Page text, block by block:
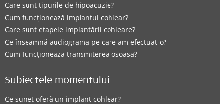
Care sunt tipurile de hipoacuzie?
Cum funcționează implantul cohlear?
Care sunt etapele implantării cohleare?
Ce înseamnă audiograma pe care am efectuat-o?
Cum funcționează transmiterea osoasă?
Subiectele momentului
Ce sunet oferă un implant cohlear?